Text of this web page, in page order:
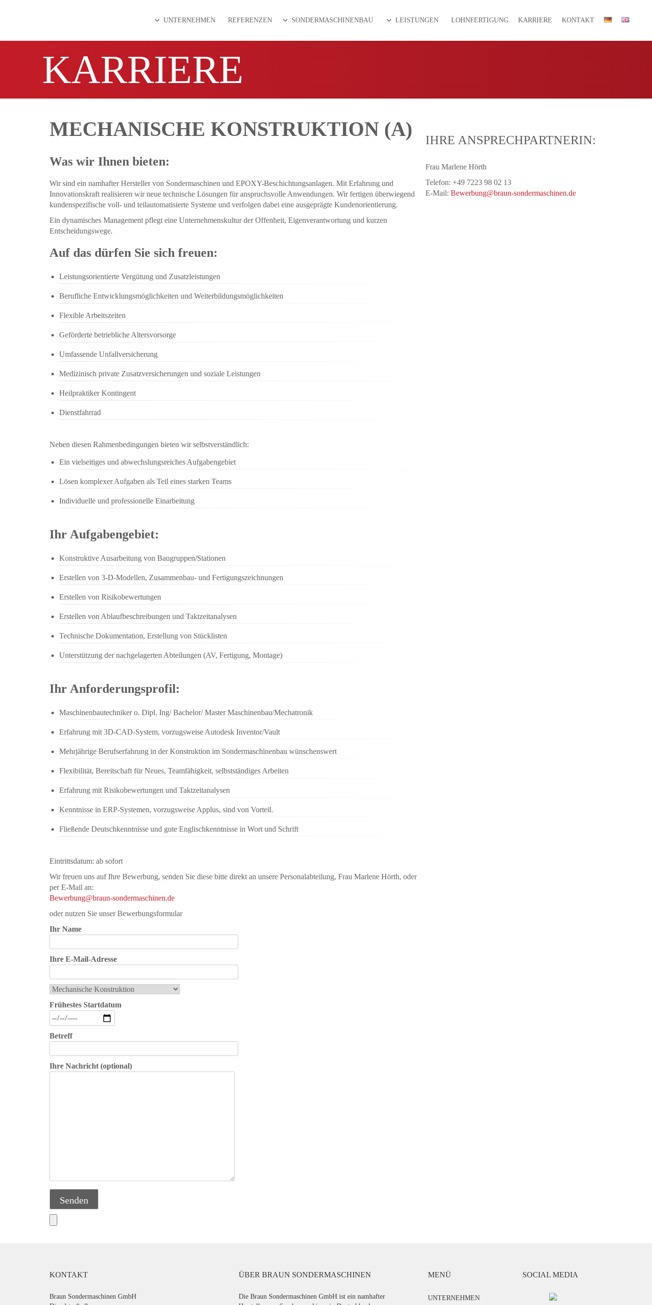
UNTERNEHMEN REFERENZEN SONDERMASCHINENBAU LEISTUNGEN LOHNFERTIGUNG KARRIERE KONTAKT
KARRIERE
MECHANISCHE KONSTRUKTION (A)
Was wir Ihnen bieten:
Wir sind ein namhafter Hersteller von Sondermaschinen und EPOXY-Beschichtungsanlagen. Mit Erfahrung und
Innovationskraft realisieren wir neue technische Lösungen für anspruchsvolle Anwendungen. Wir fertigen überwiegend
kundenspezifische voll- und teilautomatisierte Systeme und verfolgen dabei eine ausgeprägte Kundenorientierung.
Ein dynamisches Management pflegt eine Unternehmenskultur der Offenheit, Eigenverantwortung und kurzen
Entscheidungswege.
Auf das dürfen Sie sich freuen:
Leistungsorientierte Vergütung und Zusatzleistungen
Berufliche Entwicklungsmöglichkeiten und Weiterbildungsmöglichkeiten
Flexible Arbeitszeiten
Geförderte betriebliche Altersvorsorge
Umfassende Unfallversicherung
Medizinisch private Zusatzversicherungen und soziale Leistungen
Heilpraktiker Kontingent
Dienstfahrrad
Neben diesen Rahmenbedingungen bieten wir selbstverständlich:
Ein vielseitiges und abwechslungsreiches Aufgabengebiet
Lösen komplexer Aufgaben als Teil eines starken Teams
Individuelle und professionelle Einarbeitung
Ihr Aufgabengebiet:
Konstruktive Ausarbeitung von Baugruppen/Stationen
Erstellen von 3-D-Modellen, Zusammenbau- und Fertigungszeichnungen
Erstellen von Risikobewertungen
Erstellen von Ablaufbeschreibungen und Taktzeitanalysen
Technische Dokumentation, Erstellung von Stücklisten
Unterstützung der nachgelagerten Abteilungen (AV, Fertigung, Montage)
Ihr Anforderungsprofil:
Maschinenbautechniker o. Dipl. Ing/ Bachelor/ Master Maschinenbau/Mechatronik
Erfahrung mit 3D-CAD-System, vorzugsweise Autodesk Inventor/Vault
Mehrjährige Berufserfahrung in der Konstruktion im Sondermaschinenbau wünschenswert
Flexibilität, Bereitschaft für Neues, Teamfähigkeit, selbstständiges Arbeiten
Erfahrung mit Risikobewertungen und Taktzeitanalysen
Kenntnisse in ERP-Systemen, vorzugsweise Applus, sind von Vorteil.
Fließende Deutschkenntnisse und gute Englischkenntnisse in Wort und Schrift
Eintrittsdatum: ab sofort
Wir freuen uns auf Ihre Bewerbung, senden Sie diese bitte direkt an unsere Personalabteilung, Frau Marlene Hörth, oder
per E-Mail an:
Bewerbung@braun-sondermaschinen.de
oder nutzen Sie unser Bewerbungsformular
Ihr Name
Ihre E-Mail-Adresse
Frühestes Startdatum
Betreff
Ihre Nachricht (optional)
IHRE ANSPRECHPARTNERIN:
Frau Marlene Hörth
Telefon: +49 7223 98 02 13
E-Mail: Bewerbung@braun-sondermaschinen.de
KONTAKT
Braun Sondermaschinen GmbH
ÜBER BRAUN SONDERMASCHINEN
Die Braun Sondermaschinen GmbH ist ein namhafter
MENÜ
UNTERNEHMEN
SOCIAL MEDIA